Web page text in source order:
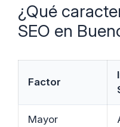
¿Qué
SEO en
Factor
Mayor